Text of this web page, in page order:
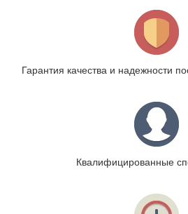
Гарантия качества и надежности
Квалифицированные